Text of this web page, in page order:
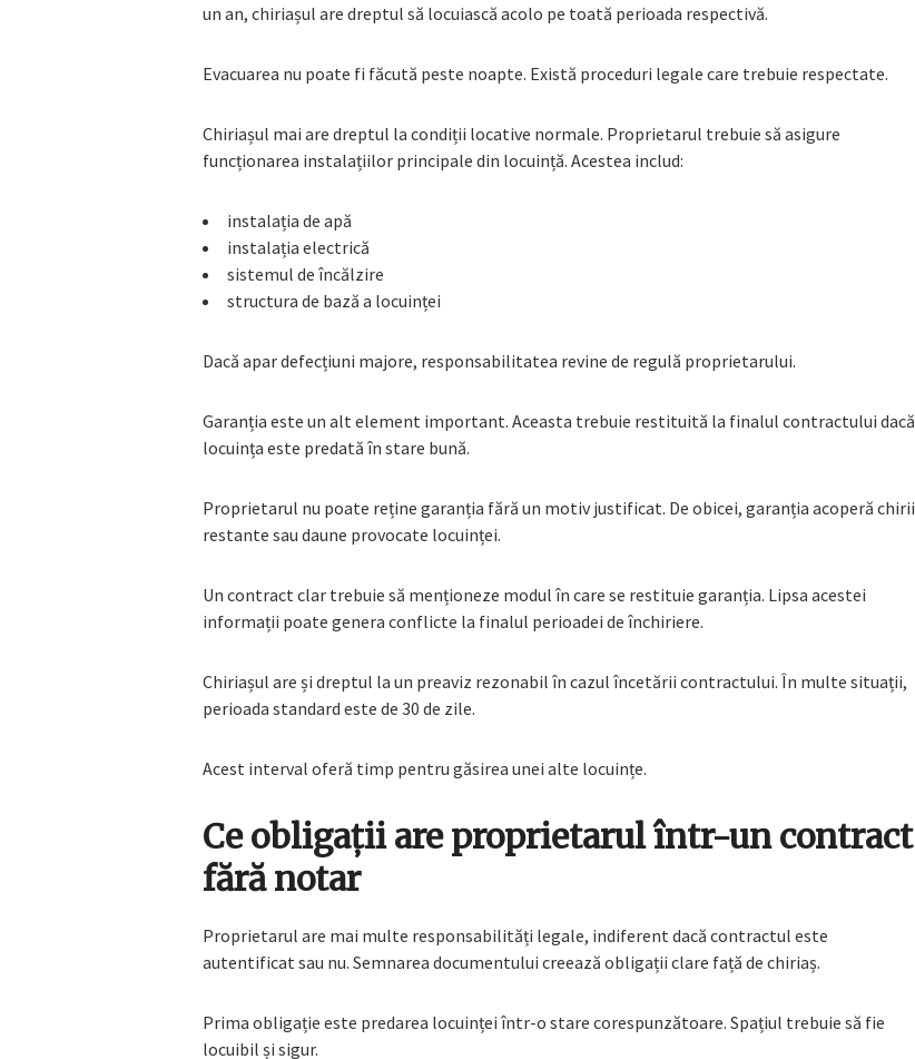
un an, chiriașul are dreptul să locuiască acolo pe toată perioada respectivă.
Evacuarea nu poate fi făcută peste noapte. Există proceduri legale care trebuie respectate.
Chiriașul mai are dreptul la condiții locative normale. Proprietarul trebuie să asigure
funcționarea instalațiilor principale din locuință. Acestea includ:
instalația de apă
instalația electrică
sistemul de încălzire
structura de bază a locuinței
Dacă apar defecțiuni majore, responsabilitatea revine de regulă proprietarului.
Garanția este un alt element important. Aceasta trebuie restituită la finalul contractului dacă
locuința este predată în stare bună.
Proprietarul nu poate reține garanția fără un motiv justificat. De obicei, garanția acoperă chirii
restante sau daune provocate locuinței.
Un contract clar trebuie să menționeze modul în care se restituie garanția. Lipsa acestei
informații poate genera conflicte la finalul perioadei de închiriere.
Chiriașul are și dreptul la un preaviz rezonabil în cazul încetării contractului. În multe situații,
perioada standard este de 30 de zile.
Acest interval oferă timp pentru găsirea unei alte locuințe.
Ce obligații are proprietarul într-un contract
fără notar
Proprietarul are mai multe responsabilități legale, indiferent dacă contractul este
autentificat sau nu. Semnarea documentului creează obligații clare față de chiriaș.
Prima obligație este predarea locuinței într-o stare corespunzătoare. Spațiul trebuie să fie
locuibil și sigur.